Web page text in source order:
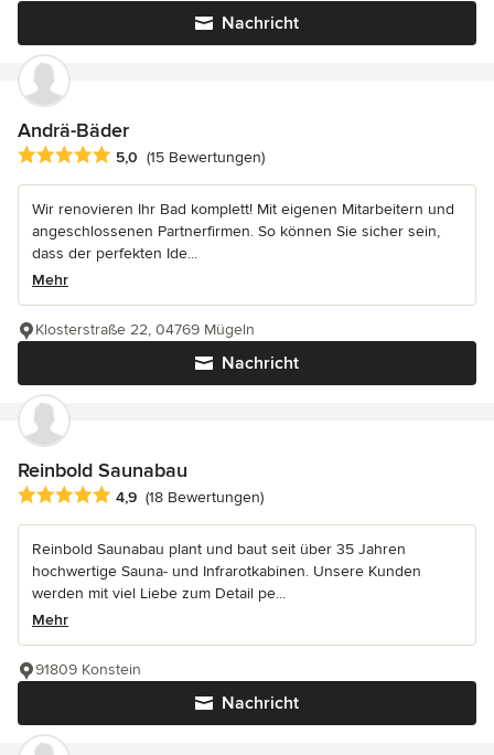
Nachricht
Andrä-Bäder
Durchschnittliche Bewertung: 5 von 5 Sternen
5,0 (15 Bewertungen)
Wir renovieren Ihr Bad komplett! Mit eigenen Mitarbeitern und
angeschlossenen Partnerfirmen. So können Sie sicher sein,
dass der perfekten Ide...
Mehr
Nachricht
Klosterstraße 22, 04769 Mügeln
Reinbold Saunabau
Durchschnittliche Bewertung: 4.9 von 5 Sternen
4,9 (18 Bewertungen)
Reinbold Saunabau plant und baut seit über 35 Jahren
hochwertige Sauna- und Infrarotkabinen. Unsere Kunden
werden mit viel Liebe zum Detail pe...
Mehr
Nachricht
91809 Konstein